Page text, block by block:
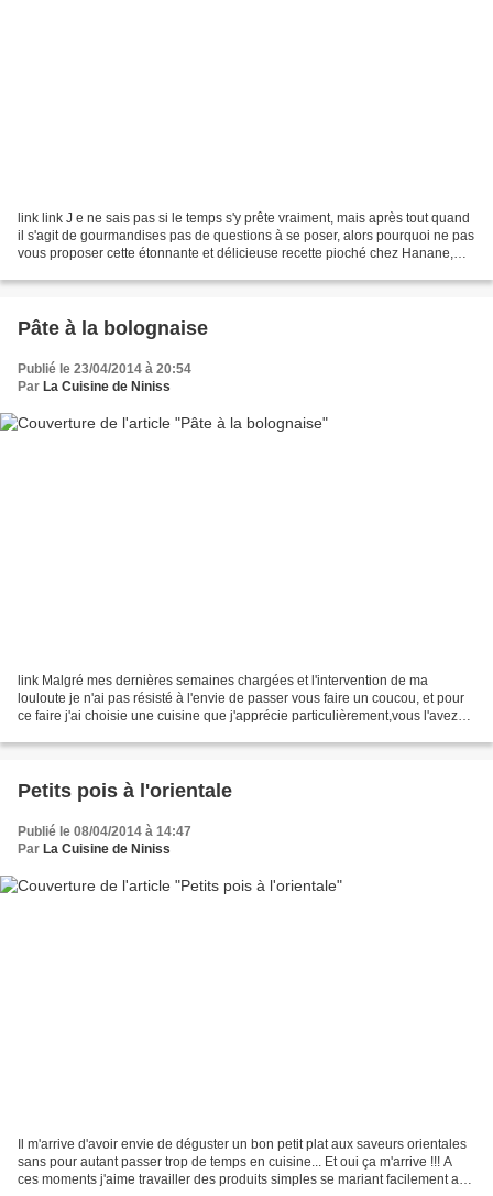
link link J e ne sais pas si le temps s'y prête vraiment, mais après tout quand
il s'agit de gourmandises pas de questions à se poser, alors pourquoi ne pas
vous proposer cette étonnante et délicieuse recette pioché chez Hanane,
Pâte à la bolognaise
Publié le 23/04/2014 à 20:54
Par La Cuisine de Niniss
link Malgré mes dernières semaines chargées et l'intervention de ma
louloute je n'ai pas résisté à l'envie de passer vous faire un coucou, et pour
ce faire j'ai choisie une cuisine que j'apprécie particulièrement,vous l'avez
Petits pois à l'orientale
Publié le 08/04/2014 à 14:47
Par La Cuisine de Niniss
Il m'arrive d'avoir envie de déguster un bon petit plat aux saveurs orientales
sans pour autant passer trop de temps en cuisine... Et oui ça m'arrive !!! A
ces moments j'aime travailler des produits simples se mariant facilement aux